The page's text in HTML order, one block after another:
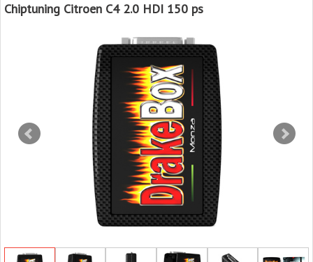
Chiptuning Citroen C4 2.0 HDI 150 ps